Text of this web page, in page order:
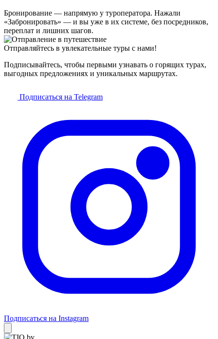
Бронирование — напрямую у туроператора. Нажали
«Забронировать» — и вы уже в их системе, без посредников,
переплат и лишних шагов.
Отправляйтесь в увлекательные туры с нами!
Подписывайтесь, чтобы первыми узнавать о горящих турах,
выгодных предложениях и уникальных маршрутах.
Подписаться на Telegram
Подписаться на Instagram